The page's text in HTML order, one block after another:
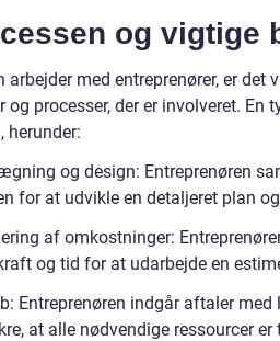
og vigtige
arbejder med entreprenører, er
og processer, der er involveret. En
herunder:
og design: Entreprenøren
for at udvikle en detaljeret plan
af omkostninger:
og tid for at udarbejde en
Entreprenøren indgår aftaler med
at alle nødvendige ressourcer